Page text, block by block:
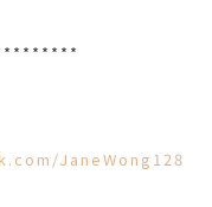
JaneWong128